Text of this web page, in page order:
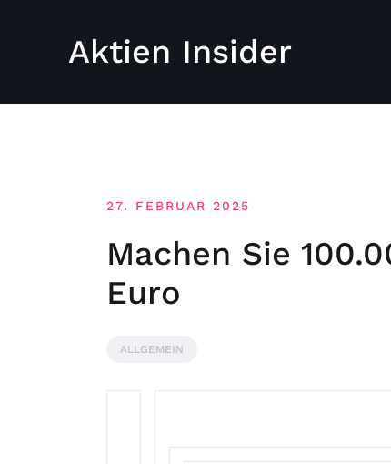
Aktien Insider
27. FEBRUAR 2025
Machen Sie
Euro
ALLGEMEIN